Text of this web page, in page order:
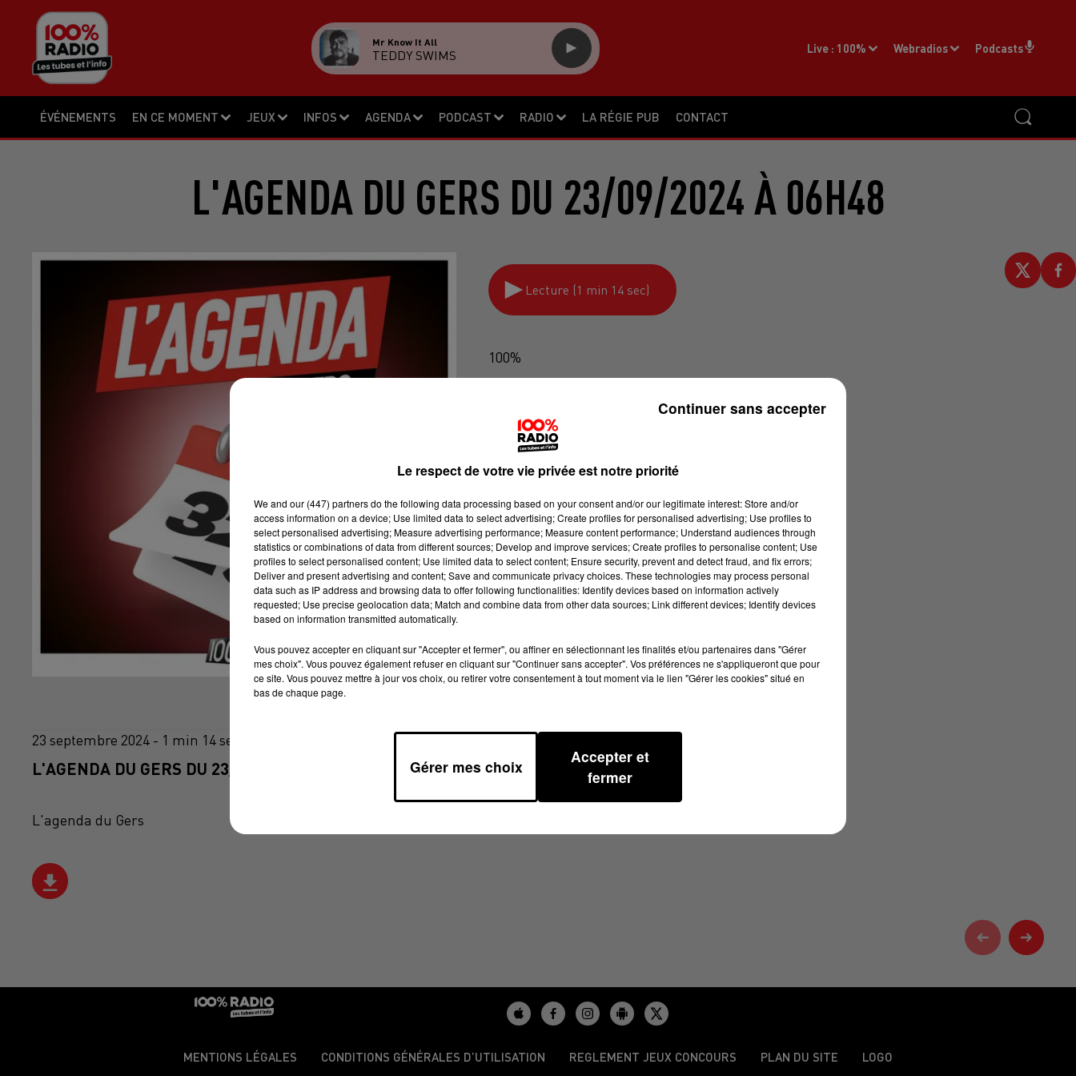
ÉVÉNEMENTS EN CE MOMENT JEUX INFOS AGENDA PODCAST RADIO LA RÉGIE PUB CONTACT
Live : 100% Webradios Podcasts
Mr Know It All
TEDDY SWIMS
L'AGENDA DU GERS DU 23/09/2024 À 06H48
Lecture (1 min 14 sec)
100%
23 septembre 2024 - 1 min 14 sec
L'AGENDA DU GERS DU 23/09/2024 À 06H48
L'agenda du Gers
MENTIONS LÉGALES CONDITIONS GÉNÉRALES D’UTILISATION REGLEMENT JEUX CONCOURS PLAN DU SITE LOGO
Le respect de votre vie privée est notre priorité
We and our (447) partnersdo the following data processing based on your consent and/or our legitimate interest: Store and/or
access information on a device; Use limited data to select advertising; Create profiles for personalised advertising; Use profiles to
select personalised advertising; Measure advertising performance; Measure content performance; Understand audiences through
statistics or combinations of data from different sources; Develop and improve services; Create profiles to personalise content; Use
profiles to select personalised content; Use limited data to select content; Ensure security, prevent and detect fraud, and fix errors;
Deliver and present advertising and content; Save and communicate privacy choices. These technologies may process personal
data such as IP address and browsing data to offer following functionalities: Identify devices based on information actively
requested; Use precise geolocation data; Match and combine data from other data sources; Link different devices; Identify devices
based on information transmitted automatically.
Vous pouvez accepter en cliquant sur "Accepter et fermer", ou affiner en sélectionnant les finalités et/ou partenaires dans "Gérer
mes choix". Vous pouvez également refuser en cliquant sur "Continuer sans accepter". Vos préférences ne s'appliqueront que pour
ce site. Vous pouvez mettre à jour vos choix, ou retirer votre consentement à tout moment via le lien "Gérer les cookies" situé en
bas de chaque page.
Gérer mes choix
Accepter et
fermer
Continuer sans accepter